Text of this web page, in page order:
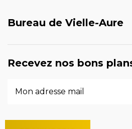
Bureau de Vielle-Aure
Recevez nos bons